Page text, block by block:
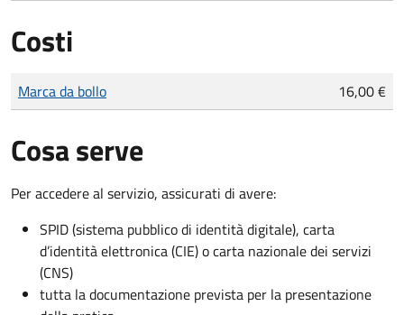
Costi
Tipo di pagamento
Importo
Marca da bollo 16,00 €
Cosa serve
Per accedere al servizio, assicurati di avere:
SPID (sistema pubblico di identità digitale), carta
d’identità elettronica (CIE) o carta nazionale dei servizi
(CNS)
tutta la documentazione prevista per la presentazione